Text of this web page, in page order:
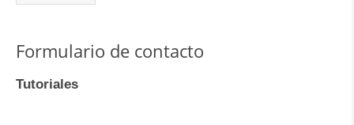
Formulario de contacto
Tutoriales